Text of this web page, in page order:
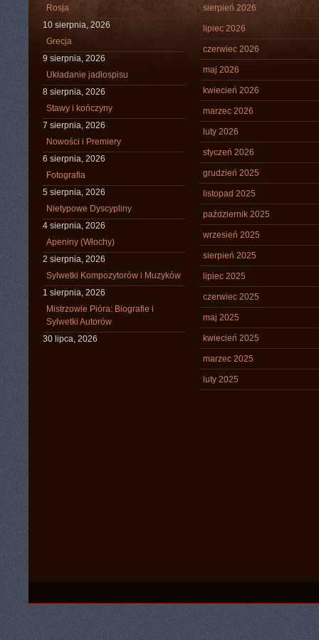
Rosja
10 sierpnia, 2026
Grecja
9 sierpnia, 2026
Układanie jadłospisu
8 sierpnia, 2026
Stawy i kończyny
7 sierpnia, 2026
Nowości i Premiery
6 sierpnia, 2026
Fotografia
5 sierpnia, 2026
Nietypowe Dyscypliny
4 sierpnia, 2026
Apeniny (Włochy)
2 sierpnia, 2026
Sylwetki Kompozytorów i Muzyków
1 sierpnia, 2026
Mistrzowie Pióra: Biografie i
Sylwetki Autorów
30 lipca, 2026
sierpień 2026
lipiec 2026
czerwiec 2026
maj 2026
kwiecień 2026
marzec 2026
luty 2026
styczeń 2026
grudzień 2025
listopad 2025
październik 2025
wrzesień 2025
sierpień 2025
lipiec 2025
czerwiec 2025
maj 2025
kwiecień 2025
marzec 2025
luty 2025